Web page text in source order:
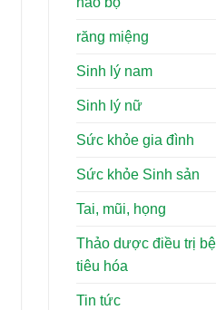
răng miệng
Sinh lý nam
Sinh lý nữ
Sức khỏe gia đình
Sức khỏe Sinh sản
Tai, mũi, họng
Thảo dược điều trị
tiêu hóa
Tin tức